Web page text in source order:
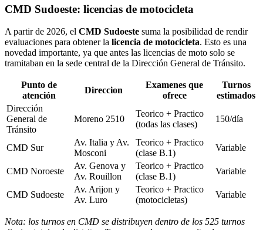
CMD Sudoeste: licencias de motocicleta
A partir de 2026, el CMD Sudoeste suma la posibilidad de rendir
evaluaciones para obtener la licencia de motocicleta. Esto es una
novedad importante, ya que antes las licencias de moto solo se
tramitaban en la sede central de la Dirección General de Tránsito.
Punto de
atención
Direccion
Examenes que
ofrece
Turnos
estimados
Dirección
General de
Tránsito
Moreno 2510
Teorico + Practico
(todas las clases)
150/día
CMD Sur
Av. Italia y Av.
Mosconi
Teorico + Practico
(clase B.1)
Variable
CMD Noroeste
Av. Genova y
Av. Rouillon
Teorico + Practico
(clase B.1)
Variable
CMD Sudoeste
Av. Arijon y
Av. Luro
Teorico + Practico
(motocicletas)
Variable
Nota: los turnos en CMD se distribuyen dentro de los 525 turnos